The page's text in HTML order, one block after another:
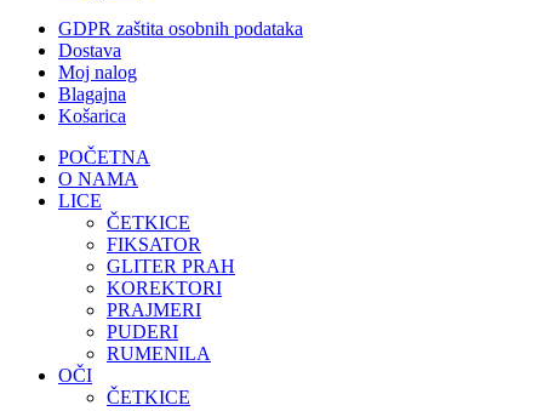
GDPR zaštita osobnih podataka
Dostava
Moj nalog
Blagajna
Košarica
POČETNA
O NAMA
LICE
ČETKICE
FIKSATOR
GLITER PRAH
KOREKTORI
PRAJMERI
PUDERI
RUMENILA
OČI
ČETKICE